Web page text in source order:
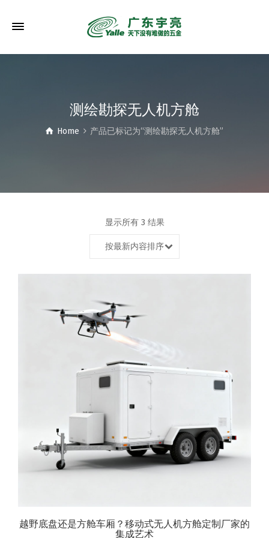
测绘勘探无人机方舱
Home 产品已标记为“测绘勘探无人机方舱”
显示所有 3 结果
按最新内容排序
越野底盘还是方舱车厢？移动式无人机方舱定制厂家的
集成艺术